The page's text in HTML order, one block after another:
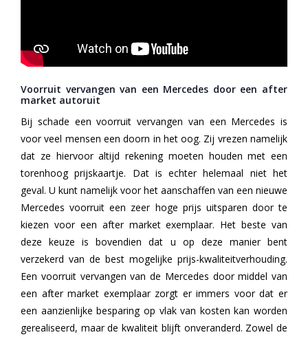
Voorruit vervangen van een Mercedes door een after
market autoruit
Bij schade een voorruit vervangen van een Mercedes is
voor veel mensen een doorn in het oog. Zij vrezen namelijk
dat ze hiervoor altijd rekening moeten houden met een
torenhoog prijskaartje. Dat is echter helemaal niet het
geval. U kunt namelijk voor het aanschaffen van een nieuwe
Mercedes voorruit een zeer hoge prijs uitsparen door te
kiezen voor een after market exemplaar. Het beste van
deze keuze is bovendien dat u op deze manier bent
verzekerd van de best mogelijke prijs-kwaliteitverhouding.
Een voorruit vervangen van de Mercedes door middel van
een after market exemplaar zorgt er immers voor dat er
een aanzienlijke besparing op vlak van kosten kan worden
gerealiseerd, maar de kwaliteit blijft onveranderd. Zowel de